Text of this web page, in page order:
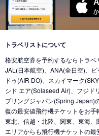
東京 (東京国際空港(羽田))
東京 (東京国際空港(羽田)) →
東京 (東京国際空港(羽田))
東京 (東京国際空港(羽田))
東京 (東京国際空港(羽田))→
東京 (東京国際空港(羽田))→
東京 (東京国際空港(羽田))
東京 (成田国際空港) →北
東京 (成田国際空港)→デ
東京 (東京国際空港(羽田))
東京 (成田国際空港) → ド
東京 (東京国際空港(羽田))
東京 (成田国際空港) → バ
東京 (成田国際空港) →ナン
東京 (成田国際空港) →ク
トラベリストについて
格安航空券を予約するならトラ
JAL(日本航空)、ANA(全日空)、
ドゥ(AIR DO)、スカイマーク
シド エア(Solaseed Air)、フジド
プリングジャパン(Spring Japan)
復の最安値飛行機チケットをお手
東北、信越・北陸、関東、東海
エリアからも飛行機チケットの